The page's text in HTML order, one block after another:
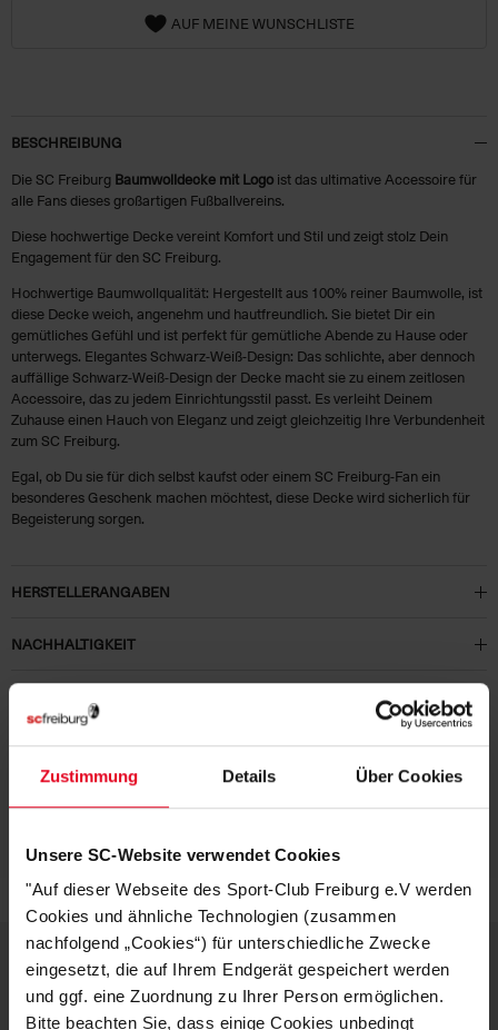
Zustimmung Details Über Cookies
Unsere SC-Website verwendet Cookies
"Auf dieser Webseite des Sport-Club Freiburg e.V werden
Cookies und ähnliche Technologien (zusammen
nachfolgend „Cookies“) für unterschiedliche Zwecke
eingesetzt, die auf Ihrem Endgerät gespeichert werden
und ggf. eine Zuordnung zu Ihrer Person ermöglichen.
Bitte beachten Sie, dass einige Cookies unbedingt
AUF MEINE WUNSCHLISTE
BESCHREIBUNG
Die SC Freiburg Baumwolldecke mit Logo ist das ultimative Accessoire für
alle Fans dieses großartigen Fußballvereins.
Diese hochwertige Decke vereint Komfort und Stil und zeigt stolz Dein
Engagement für den SC Freiburg.
Hochwertige Baumwollqualität: Hergestellt aus 100% reiner Baumwolle, ist
diese Decke weich, angenehm und hautfreundlich. Sie bietet Dir ein
gemütliches Gefühl und ist perfekt für gemütliche Abende zu Hause oder
unterwegs. Elegantes Schwarz-Weiß-Design: Das schlichte, aber dennoch
auffällige Schwarz-Weiß-Design der Decke macht sie zu einem zeitlosen
Accessoire, das zu jedem Einrichtungsstil passt. Es verleiht Deinem
Zuhause einen Hauch von Eleganz und zeigt gleichzeitig Ihre Verbundenheit
zum SC Freiburg.
Egal, ob Du sie für dich selbst kaufst oder einem SC Freiburg-Fan ein
besonderes Geschenk machen möchtest, diese Decke wird sicherlich für
Begeisterung sorgen.
HERSTELLERANGABEN
NACHHALTIGKEIT
KUNDENBEWERTUNGEN (1)
Artikelnummer: 23-100062
DEINE VORTEILE IN UNSEREM